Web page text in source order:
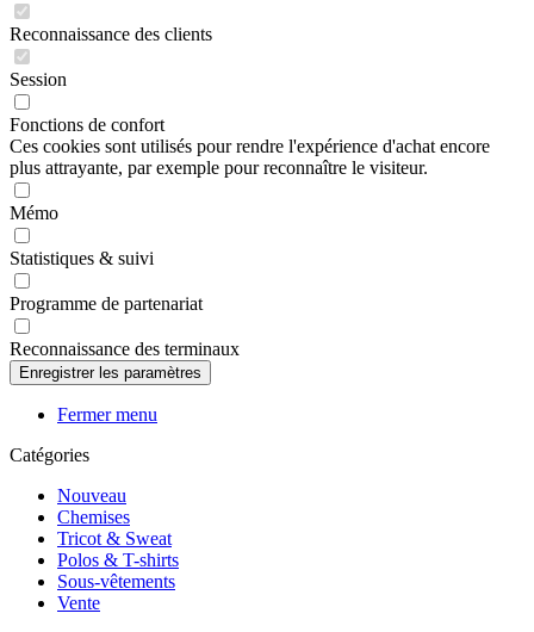
Reconnaissance des clients
Session
Fonctions de confort
Ces cookies sont utilisés pour rendre l'expérience d'achat encore
plus attrayante, par exemple pour reconnaître le visiteur.
Mémo
Statistiques & suivi
Programme de partenariat
Reconnaissance des terminaux
Fermer menu
Catégories
Nouveau
Chemises
Tricot & Sweat
Polos & T-shirts
Sous-vêtements
Vente